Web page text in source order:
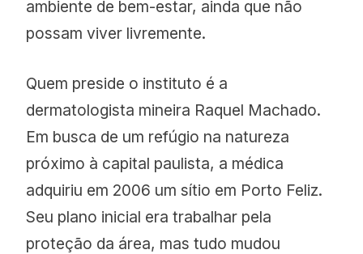
ambiente de bem-estar, ainda que não
possam viver livremente.
Quem preside o instituto é a
dermatologista mineira Raquel Machado.
Em busca de um refúgio na natureza
próximo à capital paulista, a médica
adquiriu em 2006 um sítio em Porto Feliz.
Seu plano inicial era trabalhar pela
proteção da área, mas tudo mudou